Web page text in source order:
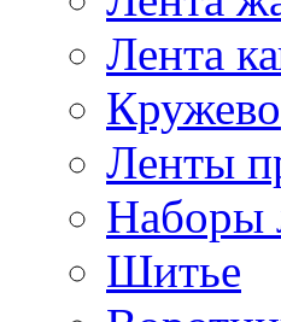
Лента
Кружево
Ленты
Наборы
Шитье